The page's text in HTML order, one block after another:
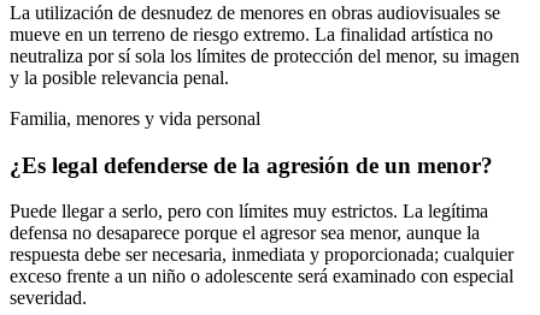
La utilización de desnudez de menores en obras audiovisuales se
mueve en un terreno de riesgo extremo. La finalidad artística no
neutraliza por sí sola los límites de protección del menor, su imagen
y la posible relevancia penal.
Familia, menores y vida personal
¿Es legal defenderse de la agresión de un menor?
Puede llegar a serlo, pero con límites muy estrictos. La legítima
defensa no desaparece porque el agresor sea menor, aunque la
respuesta debe ser necesaria, inmediata y proporcionada; cualquier
exceso frente a un niño o adolescente será examinado con especial
severidad.